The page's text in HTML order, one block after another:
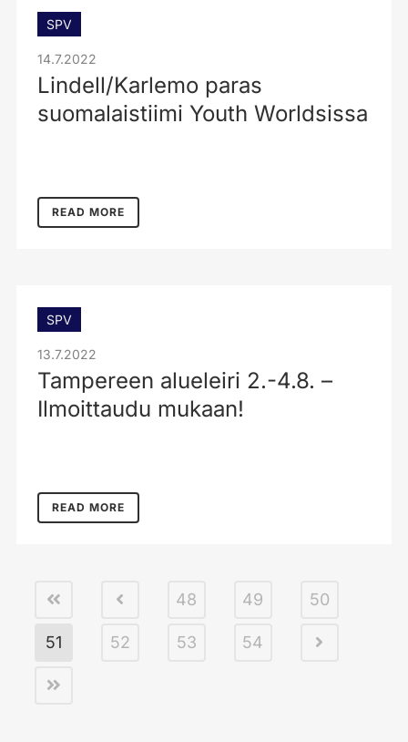
SPV
14.7.2022
Lindell/Karlemo paras
suomalaistiimi Youth Worldsissa
READ MORE
SPV
13.7.2022
Tampereen alueleiri 2.-4.8. –
Ilmoittaudu mukaan!
READ MORE
48 49 50
51 52 53 54